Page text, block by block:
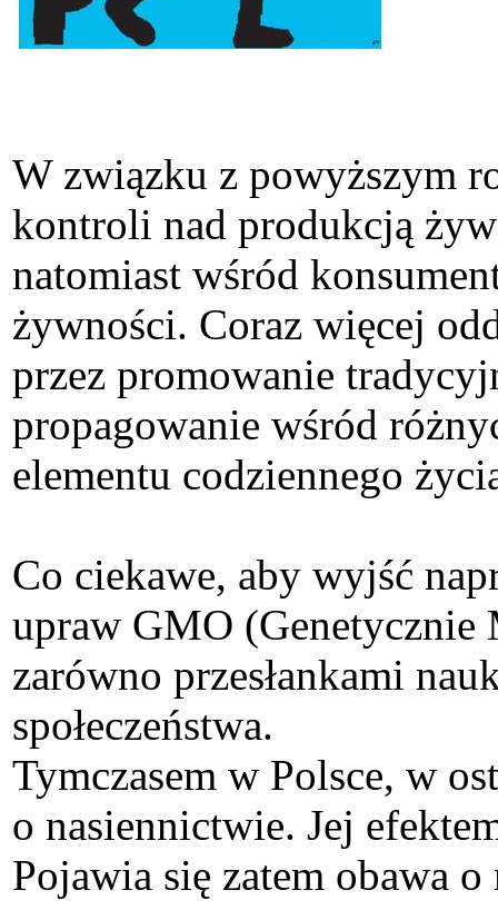
W związku z powyższym
kontroli nad produkcją
natomiast wśród
żywności. Coraz więcej
przez promowanie
propagowanie wśród
elementu codziennego
Co ciekawe, aby wyjść
upraw GMO
zarówno przesłankami
społeczeństwa.
Tymczasem w Polsce, w
o nasiennictwie. Jej
Pojawia się zatem obawa